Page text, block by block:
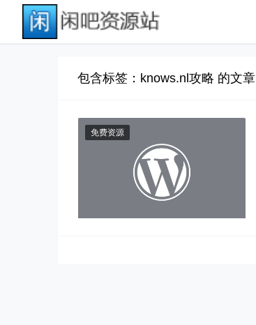
包含标签：knows.nl攻略 的文章
免费资源